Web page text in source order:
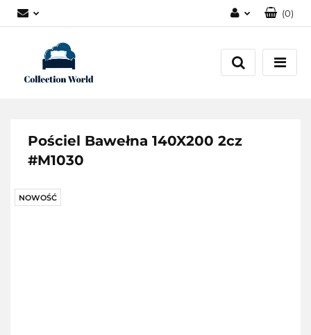
Zarejestruj się
(0)
Pościel Bawełna 140X200 2cz
#M1030
NOWOŚĆ